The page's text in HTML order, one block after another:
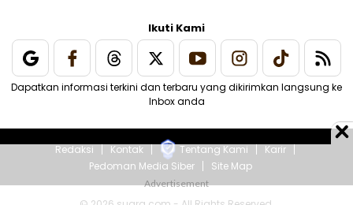
Ikuti Kami
Dapatkan informasi terkini dan terbaru yang dikirimkan langsung ke
Inbox anda
Redaksi Kontak Tentang Kami
Karir
Pedoman Media Siber
Site Map